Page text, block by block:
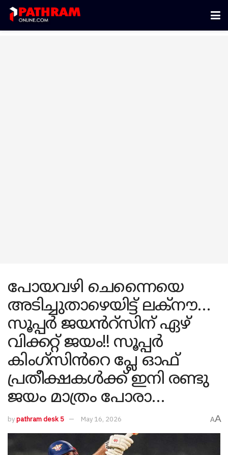
പോയവഴി ചെന്നൈയെ
അടിച്ചുതാഴെയിട്ട് ലക്നൗ…
സൂപ്പർ ജയൻറ്സിന് ഏഴ്
വിക്കറ്റ് ജയം!! സൂപ്പർ
കിംഗ്സിൻറെ പ്ലേ ഓഫ്
പ്രതീക്ഷകൾക്ക് ഇനി രണ്ടു
ജയം മാത്രം പോരാ…
bypathram desk 5 May 16, 2026 AA